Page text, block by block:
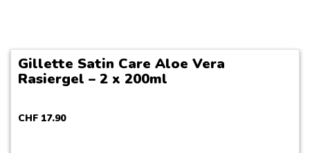
Gillette Satin Care Aloe Vera
Rasiergel – 2 x 200ml
CHF 17.90